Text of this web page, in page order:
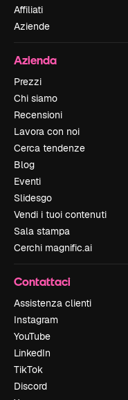
Affiliati
Aziende
Azienda
Prezzi
Chi siamo
Recensioni
Lavora con noi
Cerca tendenze
Blog
Eventi
Slidesgo
Vendi i tuoi contenuti
Sala stampa
Cerchi magnific.ai
Contattaci
Assistenza clienti
Instagram
YouTube
LinkedIn
TikTok
Discord